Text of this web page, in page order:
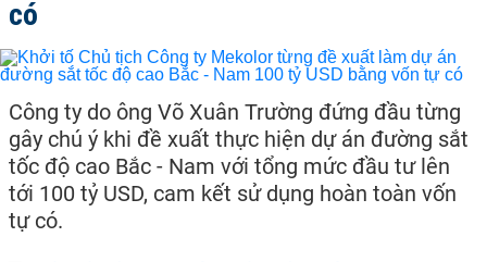
có
Công ty do ông Võ Xuân Trường đứng đầu từng
gây chú ý khi đề xuất thực hiện dự án đường sắt
tốc độ cao Bắc - Nam với tổng mức đầu tư lên
tới 100 tỷ USD, cam kết sử dụng hoàn toàn vốn
tự có.